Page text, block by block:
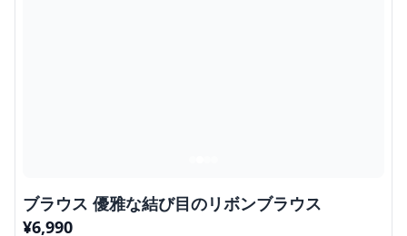
ブラウス 優雅な結び目のリボンブラウス
¥6,990